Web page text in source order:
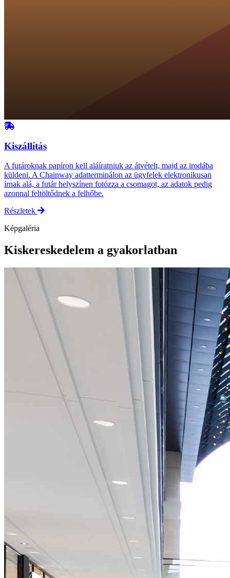
Kiszállítás
A futároknak papíron kell aláíratniuk az átvételt, majd az irodába
küldeni. A Chainway adatterminálon az ügyfelek elektronikusan
írnak alá, a futár helyszínen fotózza a csomagot, az adatok pedig
azonnal feltöltődnek a felhőbe.
Részletek
Képgaléria
Kiskereskedelem a gyakorlatban